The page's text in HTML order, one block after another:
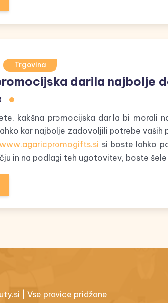
Trgovina
darila najbolje
kakšna promocijska darila bi morali
kar najbolje zadovoljili potrebe vaših
www.agaricpromogifts.si si boste lahko
in na podlagi teh ugotovitev, boste
| Vse pravice pridžane